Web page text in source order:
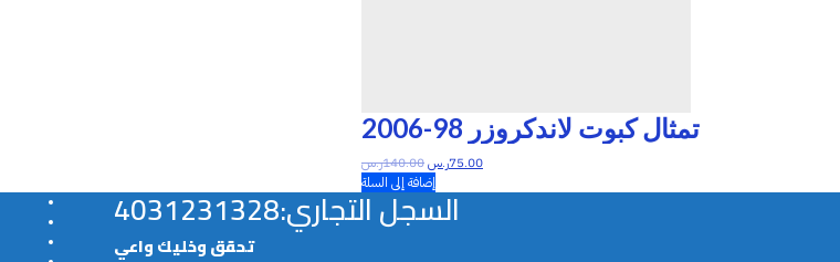
تمثال كبوت لاندكروزر 98-2006
75.00ر.س140.00ر.س
إضافة إلى السلة
السجل التجاري:4031231328
تحقق وخليك واعي